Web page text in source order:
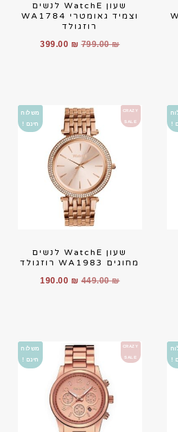
שעון WatchE לנשים
וצמיד גאומטרי WA1784
רוזגולד
799.00
399.00 ₪
CRAZY
SALE
משלוח
חינם !
שעון WatchE לנשים
מחוגים WA1983 רוזגולד
449.00
190.00 ₪
CRAZY
SALE
משלוח
חינם !